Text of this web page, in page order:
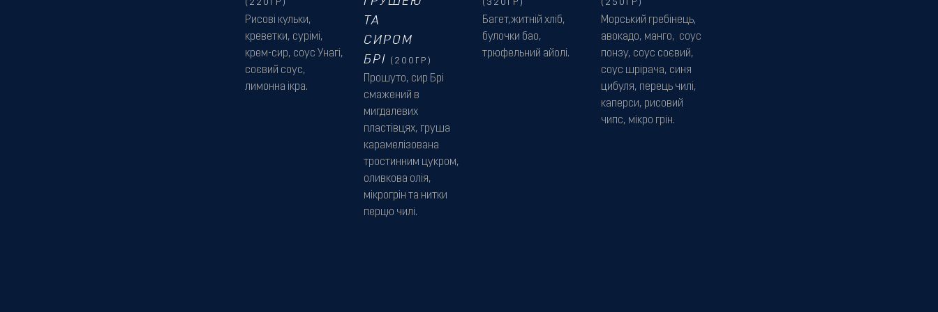
Рисові кульки,
креветки, сурімі,
крем-сир, соус Унагі,
соєвий соус,
лимонна ікра.
(220ГР)
Прошуто, сир Брі
смажений в
мигдалевих
пластівцях, груша
карамелізована
тростинним цукром,
оливкова олія,
мікрогрін та нитки
перцю чилі.
ТА
СИРОМ
БРІ
(200ГР)
Багет,житній хліб,
булочки бао,
трюфельний айолі.
(320ГР)
Морський гребінець,
авокадо, манго, соус
понзу, соус соєвий,
соус шрірача, синя
цибуля, перець чилі,
каперси, рисовий
чипс, мікро грін.
(250ГР)